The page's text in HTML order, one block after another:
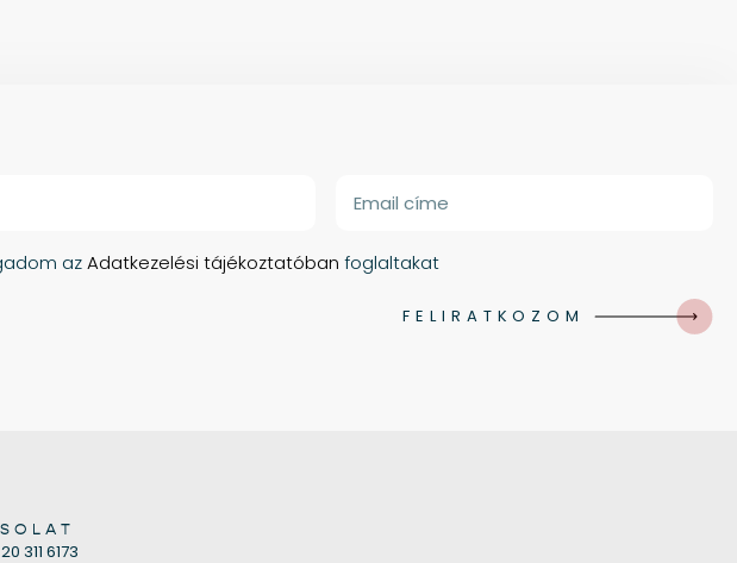
azAdatkezelési tájékoztatóban foglaltakat
FELIRATKOZOM
311 6173